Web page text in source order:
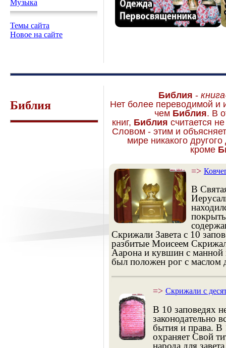
Музыка
Темы сайта
Новое на сайте
Библия
Библия -
Нет более переводимой и
чем Библия. В
книг, Библия считается
Словом - этим и
мире никакого
кроме
=>
В
Скрижали Завета с 10
разбитые Моисеем
Аарона и кувшин с манной
был положен рог с маслом
=> Скрижали с
В 10 заповедях
законодательно
бытия и права. В
охраняет Свой
народа для